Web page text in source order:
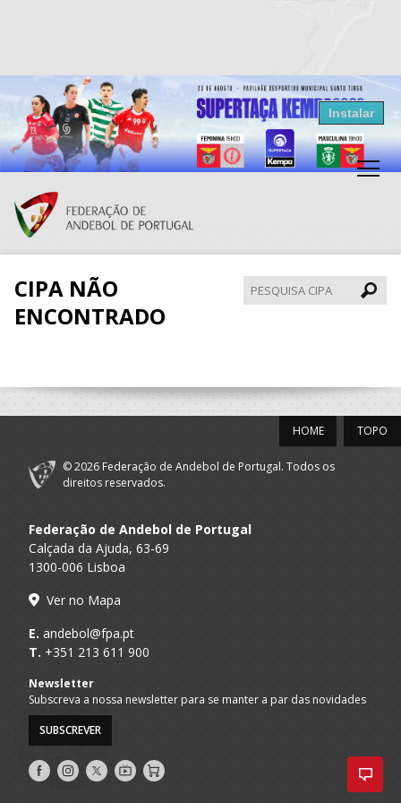
Resultados Andebol
Federação de Andebol de Portugal
Grátis - Disponivel na Play Store
Instalar
CIPA NÃO
ENCONTRADO
CIPA
TOPO
HOME
© 2026 Federação de Andebol de Portugal. Todos os
direitos reservados.
Federação de Andebol de Portugal
Calçada da Ajuda, 63-69
1300-006 Lisboa
Ver no Mapa
E. andebol@fpa.pt
T. +351 213 611 900
Newsletter
Subscreva a nossa newsletter para se manter a par das novidades
SUBSCREVER
Siga-
nos
Siga-
nos
Siga-
nos
AndebolTV
Loja